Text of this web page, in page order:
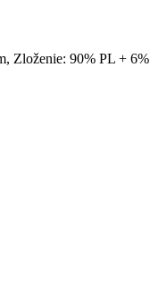
Zloženie: 90% PL +